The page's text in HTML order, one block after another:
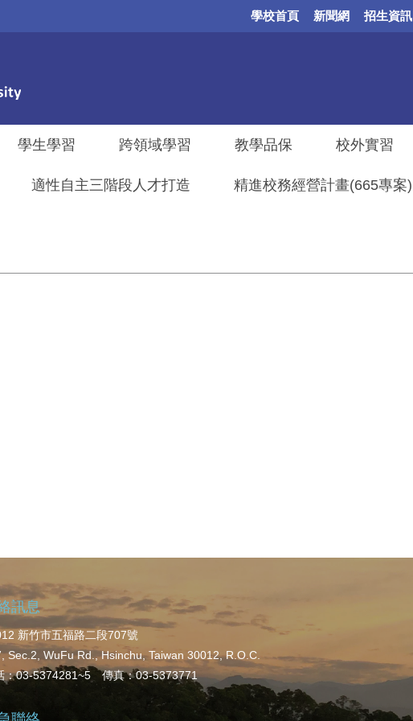
學校首頁 新聞網 招生資訊
學生學習 跨領域學習 教學品保 校外實習
適性自主三階段人才打造 精進校務經營計畫(665專案)
訊息
新竹市五福路二段707號
Sec.2, WuFu Rd., Hsinchu, Taiwan 30012, R.O.C.
：03-5374281~5 傳真：03-5373771